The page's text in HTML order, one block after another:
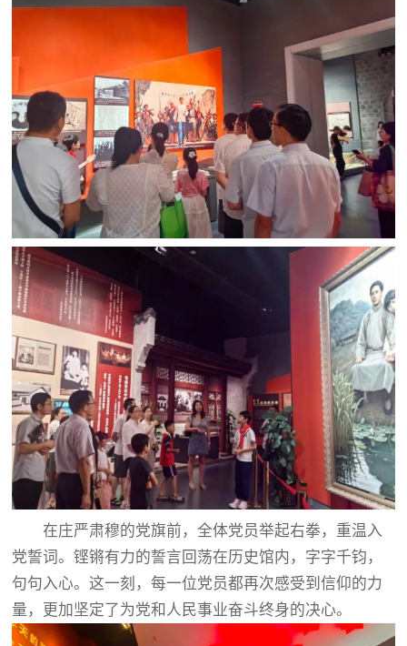
在庄严肃穆的党旗前，全体党员举起右拳，重温入
党誓词。铿锵有力的誓言回荡在历史馆内，字字千钧，
句句入心。这一刻，每一位党员都再次感受到信仰的力
量，更加坚定了为党和人民事业奋斗终身的决心。